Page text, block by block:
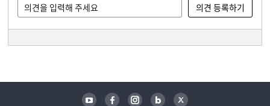
유튜브 페이스북 인스타그램 블로그 트위터